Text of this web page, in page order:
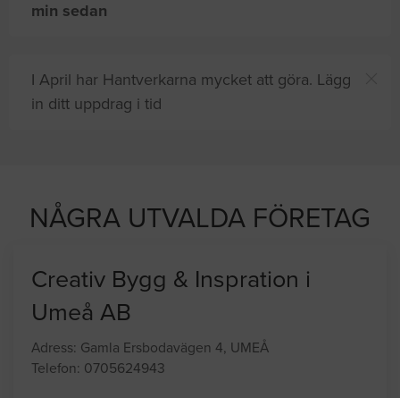
min sedan
I April har Hantverkarna mycket att göra. Lägg
in ditt uppdrag i tid
NÅGRA UTVALDA FÖRETAG
Creativ Bygg & Inspration i
Umeå AB
Adress: Gamla Ersbodavägen 4, UMEÅ
Telefon: 0705624943